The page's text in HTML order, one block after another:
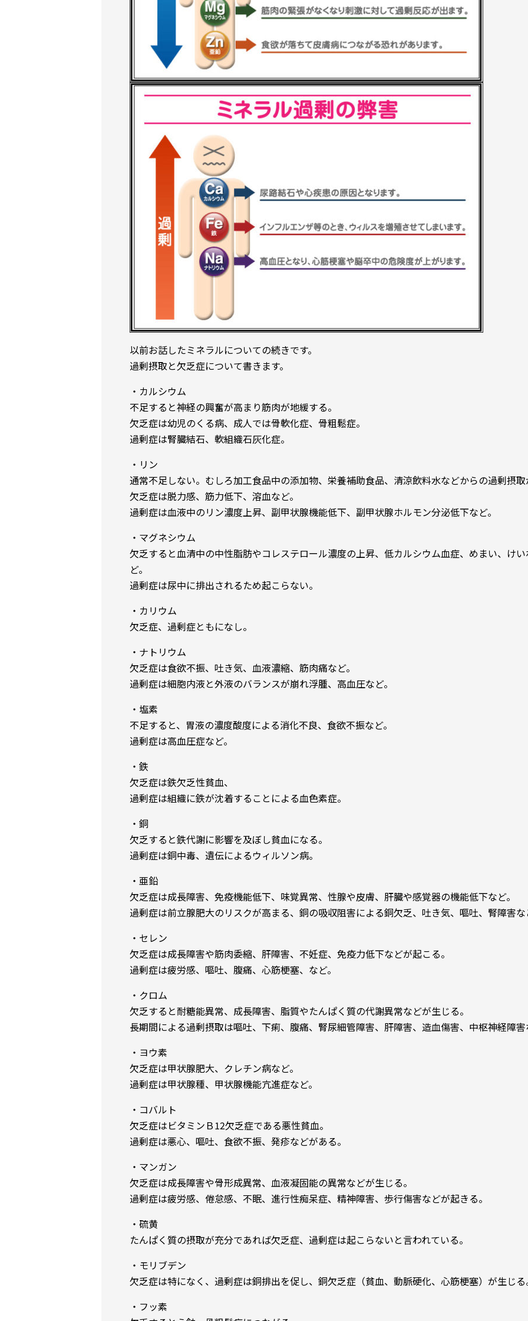
以前お話したミネラルについての続きです。
過剰摂取と欠乏症について書きます。
・カルシウム
不足すると神経の興奮が高まり筋肉が地緩する。
欠乏症は幼児のくる病、成人では骨軟化症、骨粗鬆症。
過剰症は腎臓結石、軟組織石灰化症。
・リン
通常不足しない。むしろ加工食品中の添加物、栄養補助食品、清涼飲料水などからの過剰摂
欠乏症は脱力感、筋力低下、溶血など。
過剰症は血液中のリン濃度上昇、副甲状腺機能低下、副甲状腺ホルモン分泌低下など。
・マグネシウム
欠乏すると血清中の中性脂肪やコレステロール濃度の上昇、低カルシウム血症、めまい、け
ど。
過剰症は尿中に排出されるため起こらない。
・カリウム
欠乏症、過剰症ともになし。
・ナトリウム
欠乏症は食欲不振、吐き気、血液濃縮、筋肉痛など。
過剰症は細胞内液と外液のバランスが崩れ浮腫、高血圧など。
・塩素
不足すると、胃液の濃度酸度による消化不良、食欲不振など。
過剰症は高血圧症など。
・鉄
欠乏症は鉄欠乏性貧血、
過剰症は組織に鉄が沈着することによる血色素症。
・銅
欠乏すると鉄代謝に影響を及ぼし貧血になる。
過剰症は銅中毒、遺伝によるウィルソン病。
・亜鉛
欠乏症は成長障害、免疫機能低下、味覚異常、性腺や皮膚、肝臓や感覚器の機能低下など。
過剰症は前立腺肥大のリスクが高まる、銅の吸収阻害による銅欠乏、吐き気、嘔吐、腎障害な
・セレン
欠乏症は成長障害や筋肉委縮、肝障害、不妊症、免疫力低下などが起こる。
過剰症は疲労感、嘔吐、腹痛、心筋梗塞、など。
・クロム
欠乏すると耐糖能異常、成長障害、脂質やたんぱく質の代謝異常などが生じる。
長期間による過剰摂取は嘔吐、下痢、腹痛、腎尿細管障害、肝障害、造血傷害、中枢神経障
・ヨウ素
欠乏症は甲状腺肥大、クレチン病など。
過剰症は甲状腺種、甲状腺機能亢進症など。
・コバルト
欠乏症はビタミンＢ12欠乏症である悪性貧血。
過剰症は悪心、嘔吐、食欲不振、発疹などがある。
・マンガン
欠乏症は成長障害や骨形成異常、血液凝固能の異常などが生じる。
過剰症は疲労感、倦怠感、不眠、進行性痴呆症、精神障害、歩行傷害などが起きる。
・硫黄
たんぱく質の摂取が充分であれば欠乏症、過剰症は起こらないと言われている。
・モリブデン
欠乏症は特になく、過剰症は銅排出を促し、銅欠乏症（貧血、動脈硬化、心筋梗塞）が生じ
・フッ素